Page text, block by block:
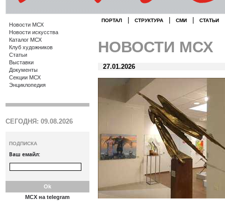
Новости МСХ
Новости искусства
Каталог МСХ
Клуб художников
Статьи
Выставки
Документы
Секции МСХ
Энциклопедия
СЕГОДНЯ: 09.08.2026
ПОДПИСКА
Ваш емайл:
МСХ на telegram
ПОРТАЛ СТРУКТУРА СМИ СТАТЬИ
НОВОСТИ МСХ
27.01.2026